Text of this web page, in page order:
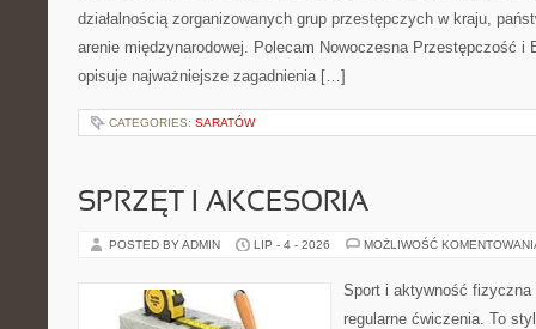
działalnością zorganizowanych grup przestępczych w kraju,
arenie międzynarodowej. Polecam Nowoczesna Przestępczość i
opisuje najważniejsze zagadnienia […]
CATEGORIES: SARATÓW
SPRZĘT I AKCESORIA
POSTED BY ADMIN LIP - 4 - 2026 MOŻLIWOŚĆ
Sport i aktywność
regularne ćwiczenia. To